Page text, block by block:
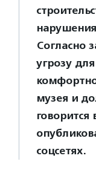
Согласно
угрозу
музея и
говорится
соцсетях.